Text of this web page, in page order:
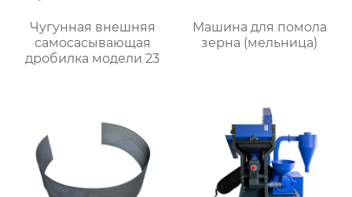
Чугунная внешняя
самоcасывающая
дробилка модели 23
Машина для помола
зерна (мельница)